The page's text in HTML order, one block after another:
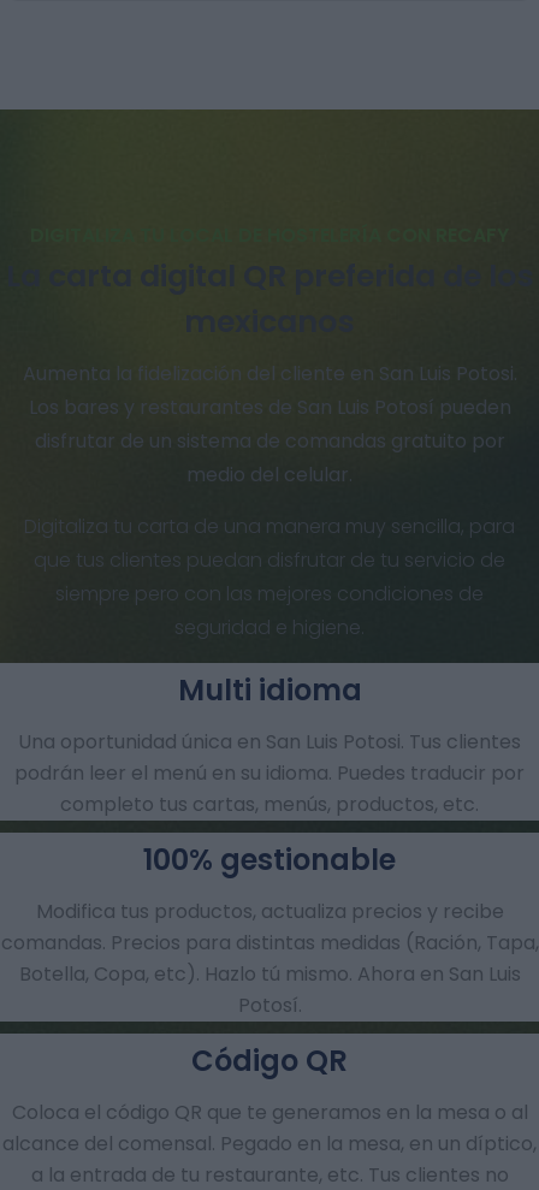
Aumenta la fidelización del cliente en San Luis Potosi.
Los bares y restaurantes de San Luis Potosí pueden
disfrutar de un sistema de comandas gratuito por
medio del celular.
Digitaliza tu carta de una manera muy sencilla, para
que tus clientes puedan disfrutar de tu servicio de
siempre pero con las mejores condiciones de
seguridad e higiene.
Una oportunidad única en San Luis Potosi. Tus clientes
podrán leer el menú en su idioma. Puedes traducir por
completo tus cartas, menús, productos, etc.
Multi idioma
Modifica tus productos, actualiza precios y recibe
comandas.​ Precios para distintas medidas (Ración, Tapa,
Botella, Copa, etc). Hazlo tú mismo. Ahora en San Luis
Potosí.
100% gestionable
Coloca el código QR que te generamos en la mesa o al
alcance del comensal. Pegado en la mesa, en un díptico,
a la entrada de tu restaurante, etc. Tus clientes no
Código QR